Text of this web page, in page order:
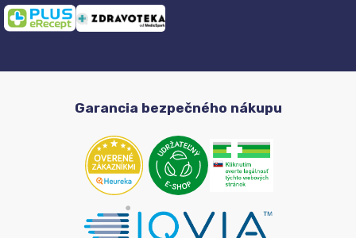
Garancia bezpečného nákupu